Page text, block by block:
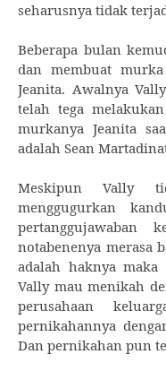
seharusnya tidak
Beberapa bulan
dan membuat
Jeanita. Awalnya
telah tega
murkanya Jeanita
adalah Sean
Meskipun Vally
menggugurkan
pertanggujawaban
notabenenya merasa
adalah haknya maka
Vally mau menikah
perusahaan
pernikahannya
Dan pernikahan pun